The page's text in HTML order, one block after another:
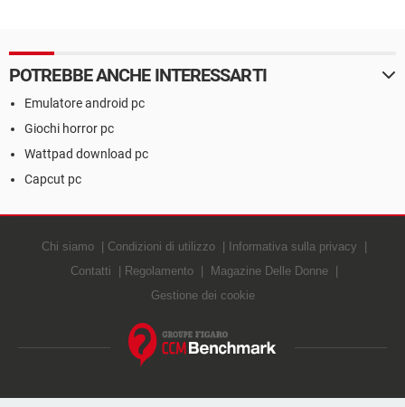
POTREBBE ANCHE INTERESSARTI
Emulatore android pc
Giochi horror pc
Wattpad download pc
Capcut pc
Chi siamo Condizioni di utilizzo
Informativa sulla privacy
Contatti
Regolamento
Magazine Delle Donne
Gestione dei cookie